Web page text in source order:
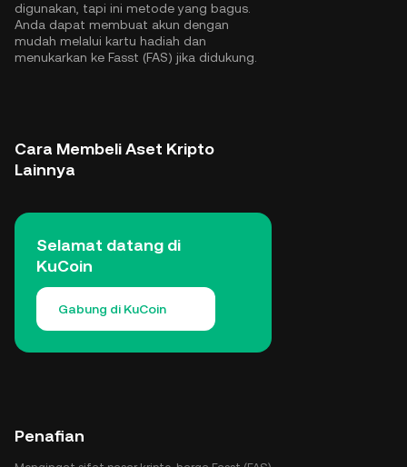
digunakan, tapi ini metode yang bagus.
Anda dapat membuat akun dengan
mudah melalui kartu hadiah dan
menukarkan ke Fasst (FAS) jika didukung.
Cara Membeli Aset Kripto
Lainnya
Selamat datang di
KuCoin
Gabung di KuCoin
Penafian